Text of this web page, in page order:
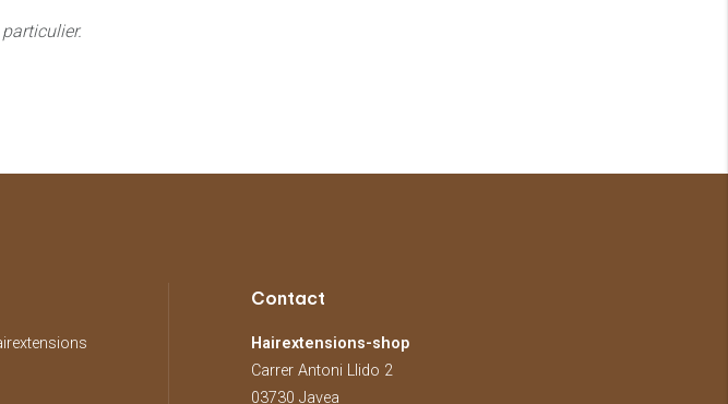
Contact
Hairextensions-shop
Carrer Antoni Llido 2
03730 Javea